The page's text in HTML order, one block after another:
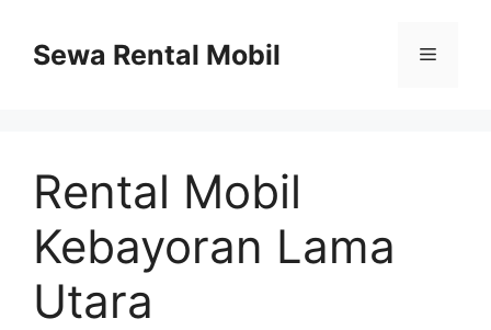
contentSewa Rental Mobil Menu
Rental Mobil
Kebayoran Lama
Utara